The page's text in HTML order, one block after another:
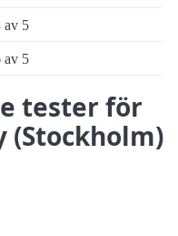
av 5
av 5
tester för
(Stockholm)